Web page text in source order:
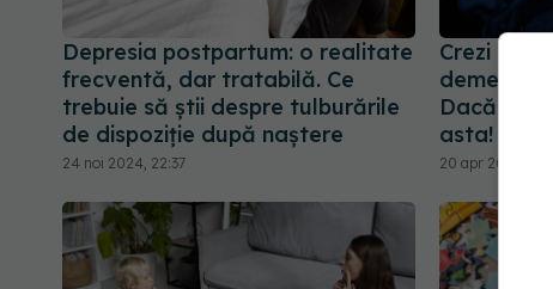
Depresia postpartum: o realitate
frecventă, dar tratabilă. Ce
trebuie să știi despre tulburările
de dispoziție după naștere
24 noi 2024, 22:37
Crezi că
Dacă
asta!
20 apr 2025,